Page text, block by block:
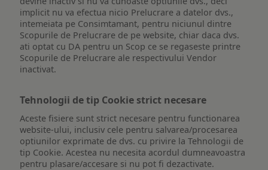
implicit nu va efectua nicio Prelucrare a datelor dvs.,
intemeiata pe Consimtamant, pentru niciunul dintre
Scopurile de Prelucrare de pe website, chiar daca dvs.
ati optat cu DA pentru un Scop ce se regaseste printre
Scopurile de Prelucrare ale respectivului Vendor
inactivat.
Tehnologii de tip Cookie strict necesare
Aceste fisiere sunt strict necesare pentru functionarea
website-ului, inclusiv cele pentru salvarea/procesarea
optiunilor exprimate de dvs. cu privire la Tehnologii de
tip Cookie. Acestea nu necesita acordul dumneavoastra
pentru plasare/accesare si nu pot fi dezactivate.